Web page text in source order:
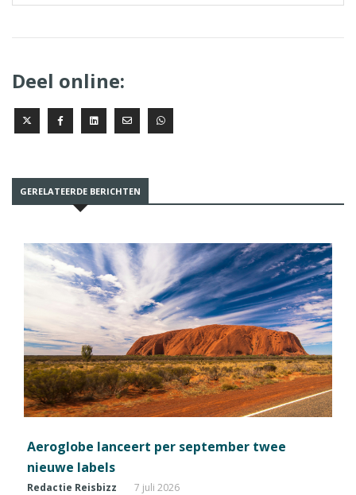
Deel online:
GERELATEERDE BERICHTEN
Aeroglobe lanceert per september twee
nieuwe labels
Redactie Reisbizz 7 juli 2026